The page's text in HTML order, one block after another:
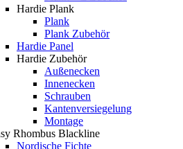
Hardie Plank
Plank
Plank Zubehör
Hardie Panel
Hardie Zubehör
Außenecken
Innenecken
Schrauben
Kantenversiegelung
Montage
Rhombus Blackline
Nordische Fichte